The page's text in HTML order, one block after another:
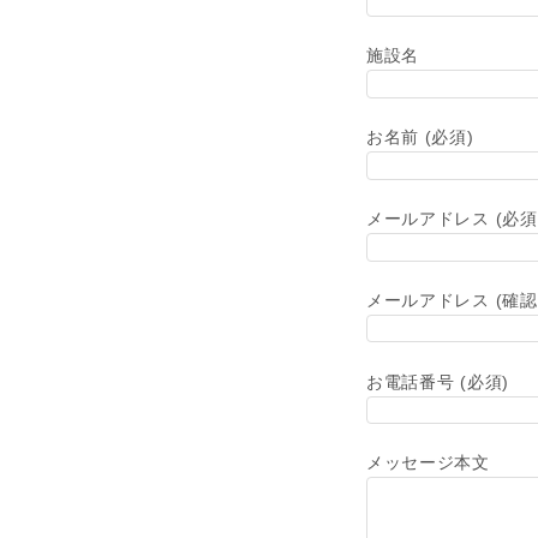
施設名
お名前 (必須)
メールアドレス (必
メールアドレス (確
お電話番号 (必須)
メッセージ本文